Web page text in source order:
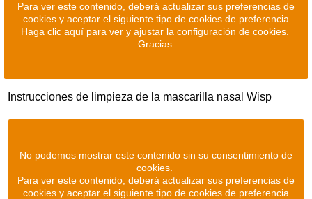
Para ver este contenido, deberá actualizar sus preferencias de
cookies y aceptar el siguiente tipo de cookies de preferencia
Haga clic aquí para ver y ajustar la configuración de cookies.
Gracias.
Instrucciones de limpieza de la mascarilla nasal Wisp
No podemos mostrar este contenido sin su consentimiento de
cookies.
Para ver este contenido, deberá actualizar sus preferencias de
cookies y aceptar el siguiente tipo de cookies de preferencia